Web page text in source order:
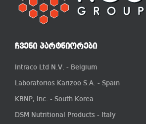
ᲩᲕᲔᲜᲘ ᲞᲐᲠᲢᲜᲘᲝᲠᲔᲑᲘ
Intraco Ltd N.V. - Belgium
Laboratorios Karizoo S.A. - Spain
KBNP, Inc. - South Korea
DSM Nutritional Products - Italy